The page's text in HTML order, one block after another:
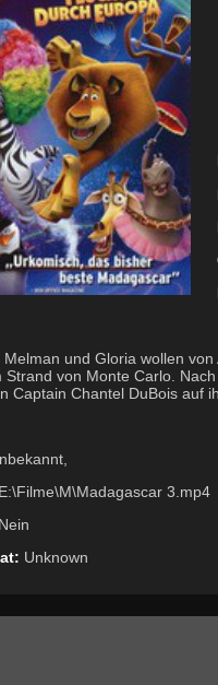
Melman und Gloria wollen
Strand von Monte Carlo.
Captain Chantel DuBois auf
E:\Filme\M\Madagascar 3.mp4
Nein
Unknown